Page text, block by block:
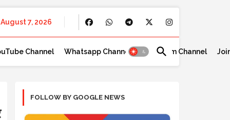
August 7, 2026
Channel Whatsapp Channel Telegram Channel
FOLLOW BY GOOGLE NEWS